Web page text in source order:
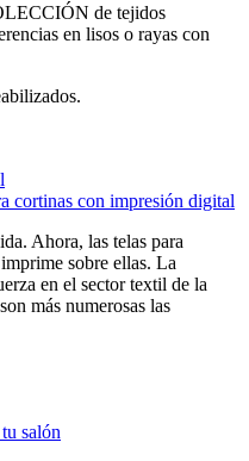
de tejidos
en lisos o rayas con
cortinas con impresión digital
Ahora, las telas para
sobre ellas. La
en el sector textil de la
más numerosas las
salón